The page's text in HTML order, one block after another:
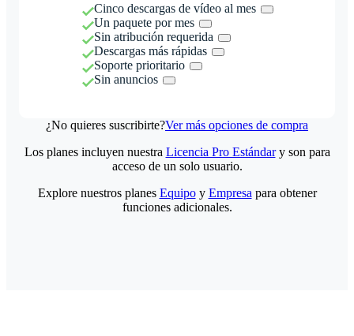
Cinco descargas de vídeo al mes
Un paquete por mes
Sin atribución requerida
Descargas más rápidas
Soporte prioritario
Sin anuncios
¿No quieres suscribirte?Ver más opciones de compra
Los planes incluyen nuestra Licencia Pro Estándary son para
acceso de un solo usuario.
Explore nuestros planes Equipoy Empresa para obtener
funciones adicionales.